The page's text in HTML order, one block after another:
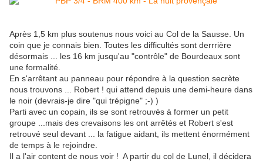
Après 1,5 km plus soutenus nous voici au Col de la Sausse. Un
coin que je connais bien. Toutes les difficultés sont derrrière
désormais ... les 16 km jusqu'au "contrôle" de Bourdeaux sont
une formalité.
En s'arrêtant au panneau pour répondre à la question secrète
nous trouvons ... Robert ! qui attend depuis une demi-heure dans
le noir (devrais-je dire "qui trépigne" ;-) )
Parti avec un copain, ils se sont retrouvés à former un petit
groupe ...mais des crevaisons les ont arrêtés et Robert s'est
retrouvé seul devant ... la fatigue aidant, ils mettent énormément
de temps à le rejoindre.
Il a l'air content de nous voir ! A partir du col de Lunel, il décidera